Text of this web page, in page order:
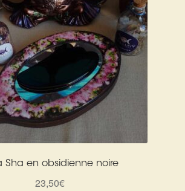
Sha en obsidienne noire
23,50€